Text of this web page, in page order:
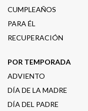
CUMPLEAÑOS
PARA ÉL
RECUPERACIÓN
POR TEMPORADA
ADVIENTO
DÍA DE LA MADRE
DÍA DEL PADRE